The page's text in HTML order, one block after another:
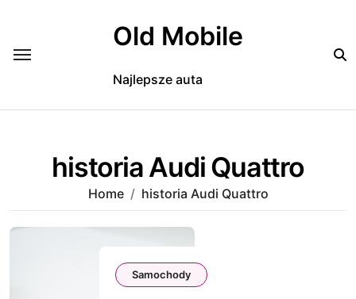
Old Mobile
Najlepsze auta
historia Audi Quattro
Home historia Audi Quattro
Samochody